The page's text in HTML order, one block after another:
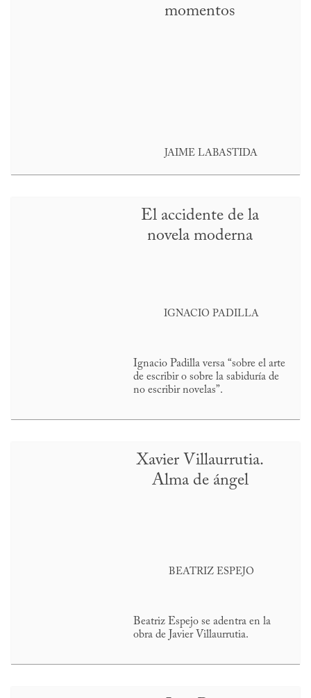
momentos
JAIME LABASTIDA
El accidente de la
novela moderna
IGNACIO PADILLA
Ignacio Padilla versa “sobre el arte
de escribir o sobre la sabiduría de
no escribir novelas”.
Xavier Villaurrutia.
Alma de ángel
BEATRIZ ESPEJO
Beatriz Espejo se adentra en la
obra de Javier Villaurrutia.